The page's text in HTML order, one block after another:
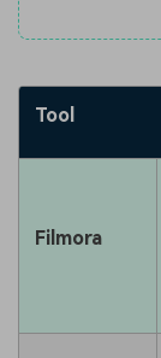
Tool
Filmora